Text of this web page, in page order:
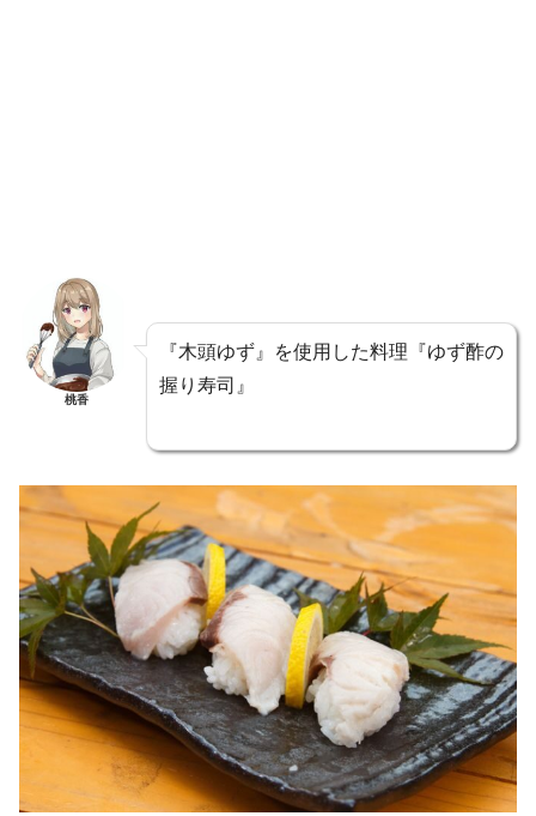
桃香
『木頭ゆず』を使用した料理『ゆず酢の
握り寿司』